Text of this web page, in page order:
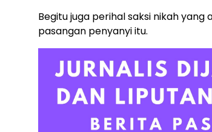
Begitu juga perihal saksi nikah
pasangan penyanyi itu.